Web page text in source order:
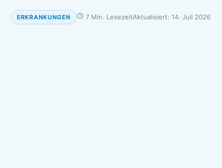
ERKRANKUNGEN 7 Min. LesezeitAktualisiert: 14. Juli 2026